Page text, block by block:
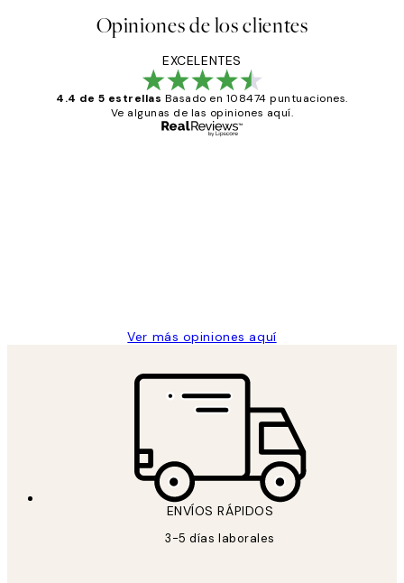
Opiniones de los clientes
EXCELENTES
4.4 de 5 estrellas Basado en 108474 puntuaciones.
Ve algunas de las opiniones aquí.
Ver más opiniones aquí
ENVÍOS RÁPIDOS
3-5 días laborales